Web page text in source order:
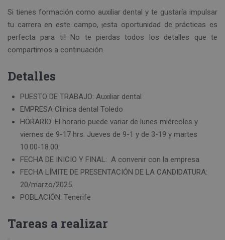
Si tienes formación como auxiliar dental y te gustaría impulsar
tu carrera en este campo, ¡esta oportunidad de prácticas es
perfecta para ti! No te pierdas todos los detalles que te
compartimos a continuación.
Detalles
PUESTO DE TRABAJO: Auxiliar dental
EMPRESA Clinica dental Toledo
HORARIO: El horario puede variar de lunes miércoles y
viernes de 9-17 hrs. Jueves de 9-1 y de 3-19 y martes
10.00-18.00.
FECHA DE INICIO Y FINAL: A convenir con la empresa
FECHA LÍMITE DE PRESENTACIÓN DE LA CANDIDATURA:
20/marzo/2025.
POBLACIÓN: Tenerife
Tareas a realizar